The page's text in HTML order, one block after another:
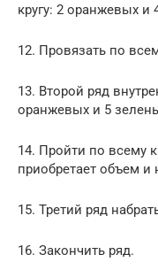
кругу: 2 оранжевых и
12. Провязать по
13. Второй ряд
оранжевых и 5
14. Пройти по всему
приобретает объем и
15. Третий ряд
16. Закончить ряд.